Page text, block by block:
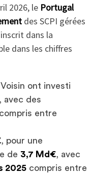
2026, le Portugal
des SCPI gérées
dans la
dans les chiffres
ont investi
, avec des
compris entre
, pour une
de 3,7 Md€, avec
2025compris entre